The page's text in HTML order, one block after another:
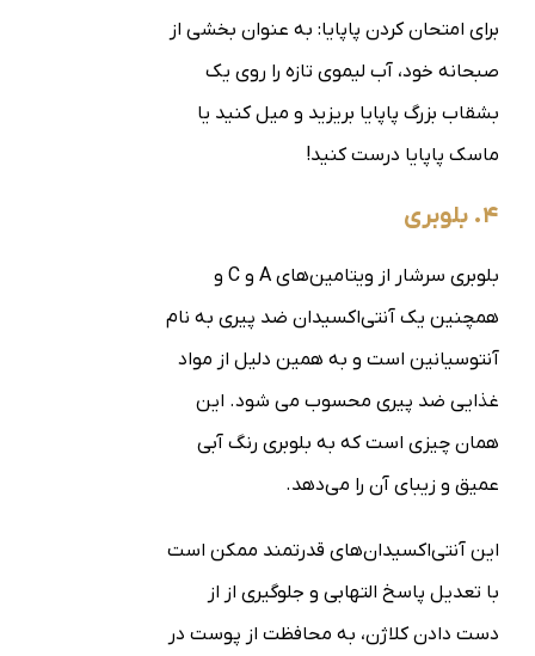
برای امتحان کردن پاپایا: به عنوان بخشی از
صبحانه خود، آب لیموی تازه را روی یک
بشقاب بزرگ پاپایا بریزید و میل کنید یا
ماسک پاپایا درست کنید!
۴. بلوبری
بلوبری سرشار از ویتامین‌های A و C و
همچنین یک آنتی‌اکسیدان ضد پیری به نام
آنتوسیانین است و به همین دلیل از مواد
غذایی ضد پیری محسوب می شود. این
همان چیزی است که به بلوبری رنگ آبی
عمیق و زیبای آن را می‌دهد.
این آنتی‌اکسیدان‌های قدرتمند ممکن است
با تعدیل پاسخ التهابی و جلوگیری از از
دست دادن کلاژن، به محافظت از پوست در